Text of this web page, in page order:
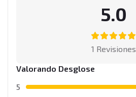
5.0
1 Revisiones
Valorando Desglose
5